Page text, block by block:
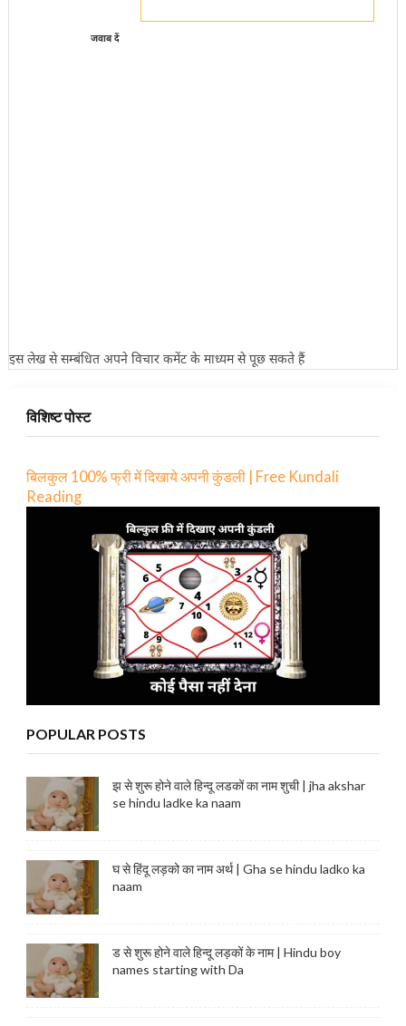
जवाब दें
इस लेख से सम्बंधित अपने विचार कमेंट के माध्यम से पूछ सकते हैं
विशिष्ट पोस्ट
बिलकुल 100% फ्री में दिखाये अपनी कुंडली | Free Kundali
Reading
POPULAR POSTS
झ से शुरू होने वाले हिन्दू लडकों का नाम शुची | jha akshar
se hindu ladke ka naam
घ से हिंदू लड़को का नाम अर्थ | Gha se hindu ladko ka
naam
ड से शुरू होने वाले हिन्दू लड़कों के नाम | Hindu boy
names starting with Da